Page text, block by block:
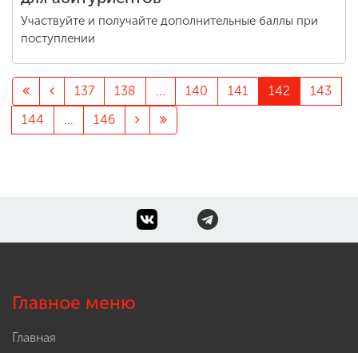
Участвуйте и получайте дополнительные баллы при
поступлении
137 138 ... 140 141 142
143
144
... 146
Главное меню
Главная